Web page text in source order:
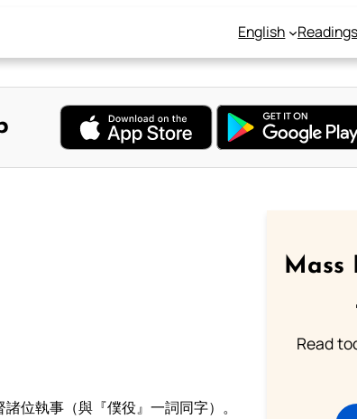
English Readings
位執事（與『僕役』一詞同字）。
Mass
Read